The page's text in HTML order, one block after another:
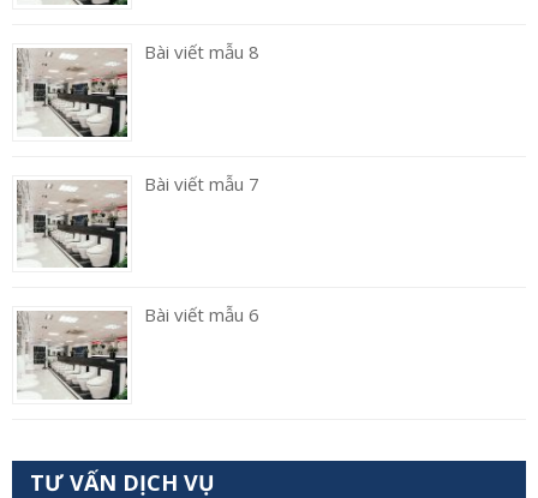
Bài viết mẫu 8
Bài viết mẫu 7
Bài viết mẫu 6
TƯ VẤN DỊCH VỤ